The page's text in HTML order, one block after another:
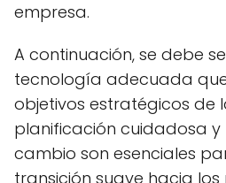
empresa.
A continuación, se debe
tecnología adecuada
objetivos estratégicos de
planificación cuidadosa y
cambio son esenciales
transición suave hacia los